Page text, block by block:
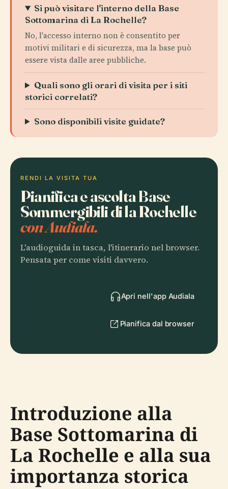
Si può visitare l'interno della Base
Sottomarina di La Rochelle?
No, l'accesso interno non è consentito per
motivi militari e di sicurezza, ma la base può
essere vista dalle aree pubbliche.
Quali sono gli orari di visita per i siti
storici correlati?
Sono disponibili visite guidate?
RENDI LA VISITA TUA
Pianifica e ascolta Base
Sommergibili di la Rochelle
con Audiala.
L'audioguida in tasca, l'itinerario nel browser.
Pensata per come visiti davvero.
Apri nell'app Audiala
Pianifica dal browser
Introduzione alla
Base Sottomarina di
La Rochelle e alla sua
importanza storica